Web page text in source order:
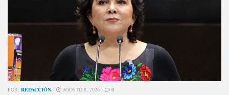
POR: REDACCIÓN AGOSTO 8, 2026 0